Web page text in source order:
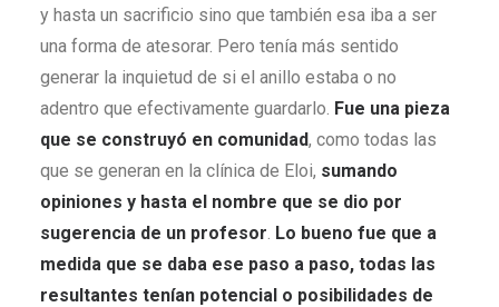
y hasta un sacrificio sino que también esa iba a ser
una forma de atesorar. Pero tenía más sentido
generar la inquietud de si el anillo estaba o no
adentro que efectivamente guardarlo. Fue una pieza
que se construyó en comunidad, como todas las
que se generan en la clínica de Eloi, sumando
opiniones y hasta el nombre que se dio por
sugerencia de un profesor. Lo bueno fue que a
medida que se daba ese paso a paso, todas las
resultantes tenían potencial o posibilidades de